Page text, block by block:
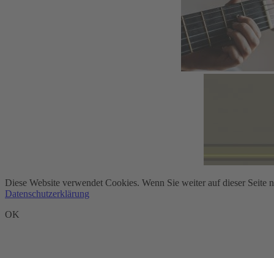
Diese Website verwendet Cookies. Wenn Sie weiter auf dieser
Datenschutzerklärung
OK